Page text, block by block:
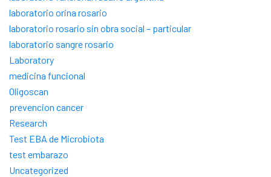
laboratorio orina rosario
laboratorio rosario sin obra social – particular
laboratorio sangre rosario
Laboratory
medicina funcional
Oligoscan
prevencion cancer
Research
Test EBA de Microbiota
test embarazo
Uncategorized